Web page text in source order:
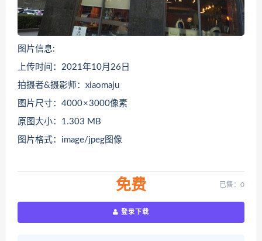
图片信息:
上传时间：2021年10月26日
拍摄者&摄影师：xiaomaju
图片尺寸：4000 × 3000像素
原图大小：1.303 MB
图片格式：image/jpeg图像
免费 已售：0
登录下载